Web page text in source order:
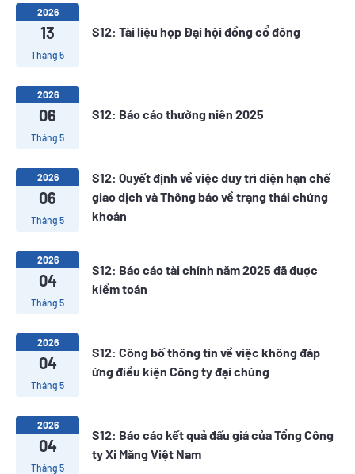
2026
13
Tháng 5
S12: Tài liệu họp Đại hội đồng cổ đông
2026
06
Tháng 5
S12: Báo cáo thường niên 2025
2026
06
Tháng 5
S12: Quyết định về việc duy trì diện hạn chế
giao dịch và Thông báo về trạng thái chứng
khoán
2026
04
Tháng 5
S12: Báo cáo tài chính năm 2025 đã được
kiểm toán
2026
04
Tháng 5
S12: Công bố thông tin về việc không đáp
ứng điều kiện Công ty đại chúng
2026
04
Tháng 5
S12: Báo cáo kết quả đấu giá của Tổng Công
ty Xi Măng Việt Nam